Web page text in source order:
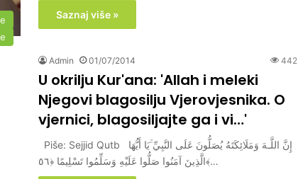
Saznaj više »
Admin 01/07/2014 442
U okrilju Kur'ana: 'Allah i meleki
Njegovi blagosilju Vjerovjesnika. O
vjernici, blagosiljajte ga i vi…'
Piše: Sejjid Qutb إِنَّ اللَّـهَ وَمَلَائِكَتَهُ يُصَلُّونَ عَلَى النَّبِيِّ ۚيَا أَيُّهَا
الَّذِينَ آمَنُوا صَلُّوا عَلَيْهِ وَسَلِّمُوا تَسْلِيمًا ﴿٥٦﴾…